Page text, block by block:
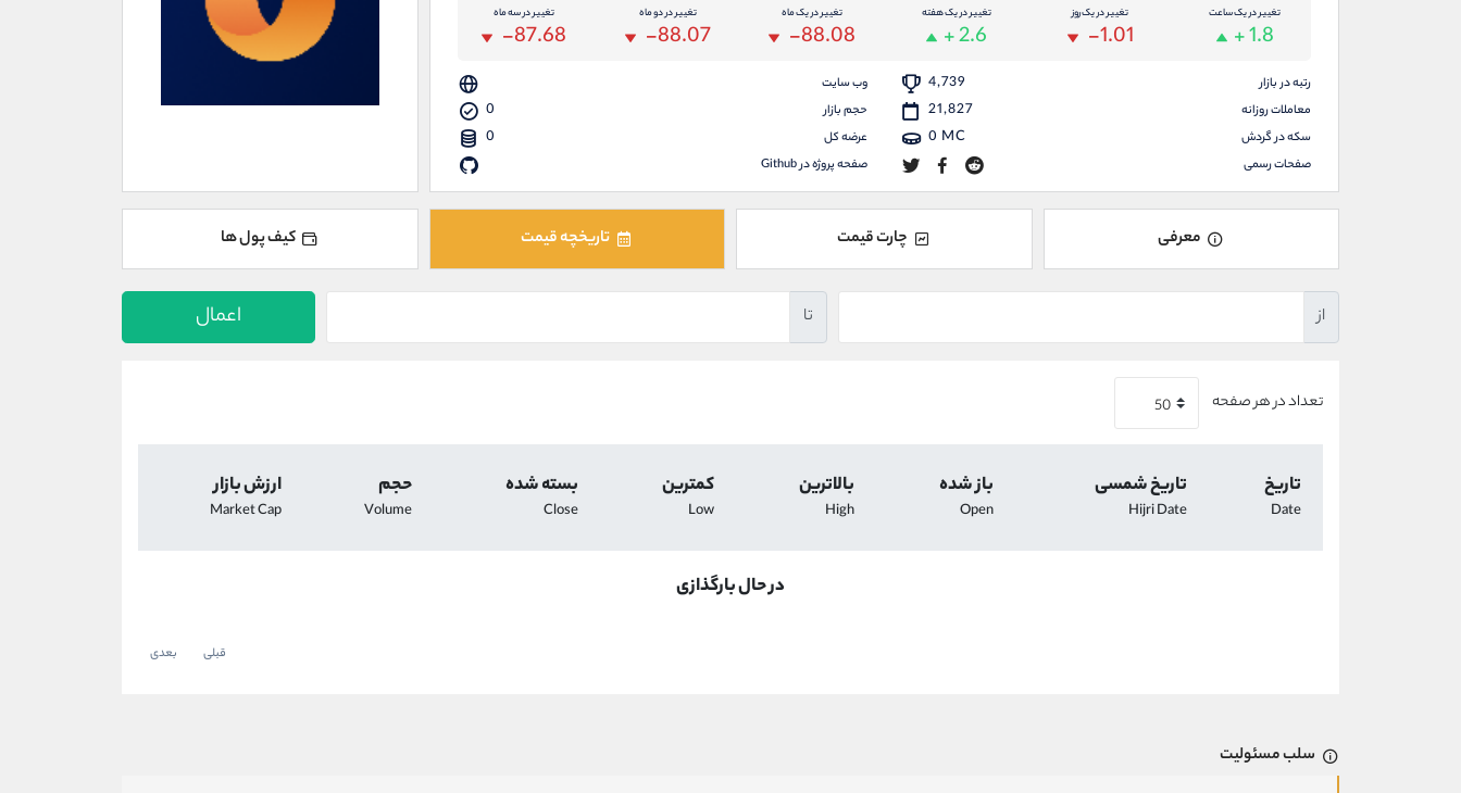
تغییر در یک ساعت
+ 1.8
تغییر در یک روز
-1.01
تغییر در یک هفته
+ 2.6
تغییر در یک ماه
-88.08
تغییر در دو ماه
-88.07
تغییر در سه ماه
-87.68
رتبه در بازار 4,739
وب سایت
معاملات روزانه
21,827 حجم بازار 0
سکه در گردش 0 MC عرضه کل 0
صفحات رسمی صفحه پروژه در Github
معرفی چارت قیمت تاریخچه قیمت کیف پول ها
از تا اعمال
تعداد در هر صفحه
تاریخ
Date
تاریخ شمسی
Hijri Date
باز شده
Open
بالاترین
High
کمترین
Low
بسته شده
Close
حجم
Volume
ارزش بازار
Market Cap
در حال بارگذازی
قبلی بعدی
سلب مسئولیت